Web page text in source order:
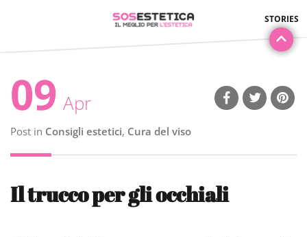
09 Apr
Post in Consigli estetici, Cura del viso
Il trucco per gli occhiali